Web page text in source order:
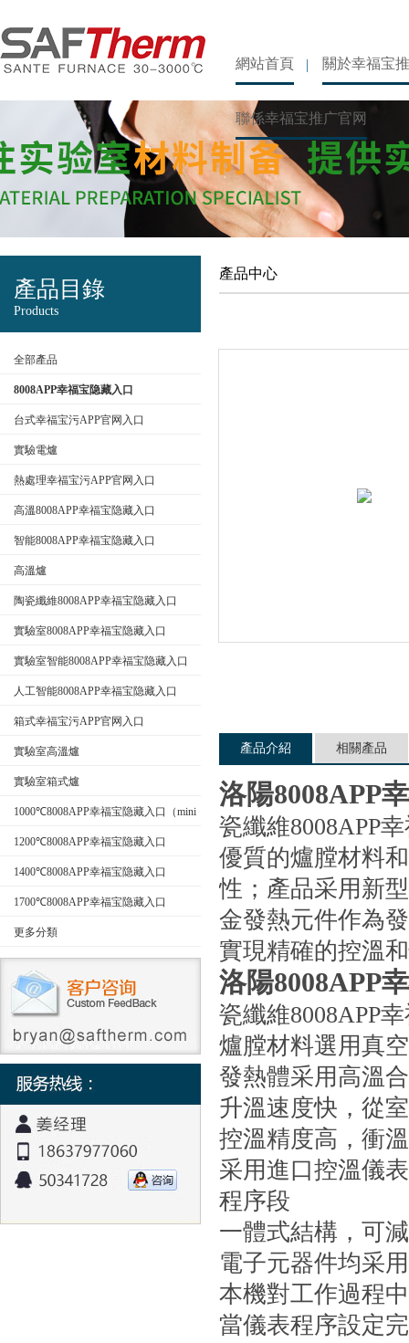
網站首頁 關於幸福宝
聯係幸福宝推广官网
產品目錄
Products
全部產品
8008APP幸福宝隐藏入口
台式幸福宝污APP官网入口
實驗電爐
熱處理幸福宝污APP官网入口
高溫8008APP幸福宝隐藏入口
智能8008APP幸福宝隐藏入口
高溫爐
陶瓷纖維8008APP幸福宝隐藏入口
實驗室8008APP幸福宝隐藏入口
實驗室智能8008APP幸福宝隐藏入口
人工智能8008APP幸福宝隐藏入口
箱式幸福宝污APP官网入口
實驗室高溫爐
實驗室箱式爐
1000℃8008APP幸福宝隐藏入口（mini
型）1200℃8008APP幸福宝隐藏入口
1400℃8008APP幸福宝隐藏入口
1700℃8008APP幸福宝隐藏入口
更多分類
產品中心
產品介紹 相關產品
洛陽8008APP
瓷纖維8008APP
優質的爐膛材料和
性；產品采用
金發熱元件作為發
實現精確的控溫和
洛陽8008APP
瓷纖維8008APP
爐膛材料選用真
發熱體采用高溫合
升溫速度快，從
控溫精度高，衝
采用進口控溫儀表
程序段
一體式結構，可減
電子元器件均采用
本機對工作過程中
當儀表程序設定完